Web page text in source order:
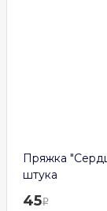
Пряжка
штука
45